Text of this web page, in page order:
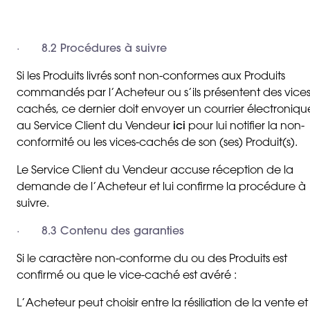
· 8.2 Procédures à suivre
Si les Produits livrés sont non-conformes aux Produits
commandés par l’Acheteur ou s’ils présentent des vices
cachés, ce dernier doit envoyer un courrier
au Service Client du Vendeur ici pour lui notifier la non-
conformité ou les vices-cachés de son (ses) Produit(s).
Le Service Client du Vendeur accuse réception de la
demande de l’Acheteur et lui confirme la procédure à
suivre.
· 8.3 Contenu des garanties
Si le caractère non-conforme du ou des Produits est
confirmé ou que le vice-caché est avéré :
L’Acheteur peut choisir entre la résiliation de la vente et